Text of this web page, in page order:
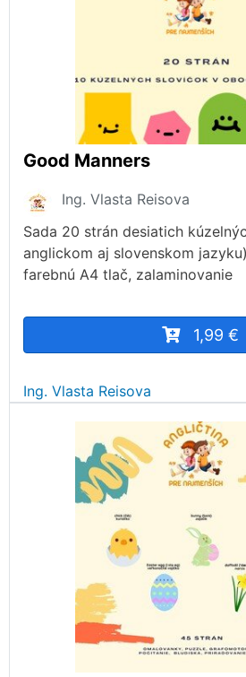
Good Manners
Ing. Vlasta Reisova
Sada 20 strán desiatich
anglickom aj slovenskom
farebnú A4 tlač, zalaminovanie
1,99 €
Ing. Vlasta Reisova